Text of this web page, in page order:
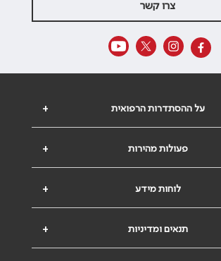
צרו קשר
+ על ההסתדרות הרפואית
+ פעולות מהירות
+ לוחות מידע
+ תנאים ומדיניות